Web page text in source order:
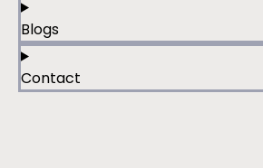
Blogs
Contact